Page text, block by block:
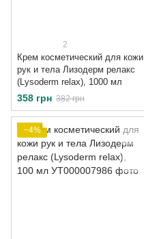
2
Крем косметический для кожи
рук и тела Лизодерм релакс
(Lysoderm relax), 1000 мл
358 грн 382 грн
−4%